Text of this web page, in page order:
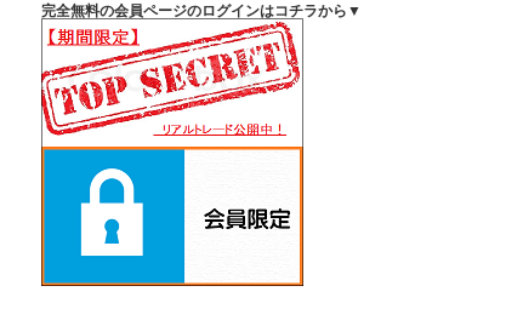
完全無料の会員ページのログインはコチラから▼